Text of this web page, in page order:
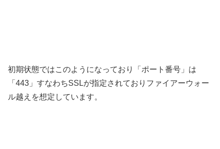
初期状態ではこのようになっており「ポート番号」は
「443」すなわちSSLが指定されておりファイアーウォー
ル越えを想定しています。